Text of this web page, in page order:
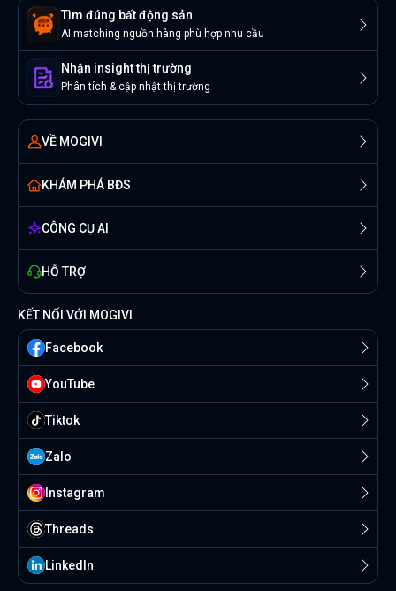
Tìm đúng bất động sản.
AI matching nguồn hàng phù hợp nhu cầu
Nhận insight thị trường
Phân tích & cập nhật thị trường
VỀ MOGIVI
KHÁM PHÁ BĐS
CÔNG CỤ AI
HỖ TRỢ
KẾT NỐI VỚI MOGIVI
Facebook
YouTube
Tiktok
Zalo
Instagram
Threads
Linkedln